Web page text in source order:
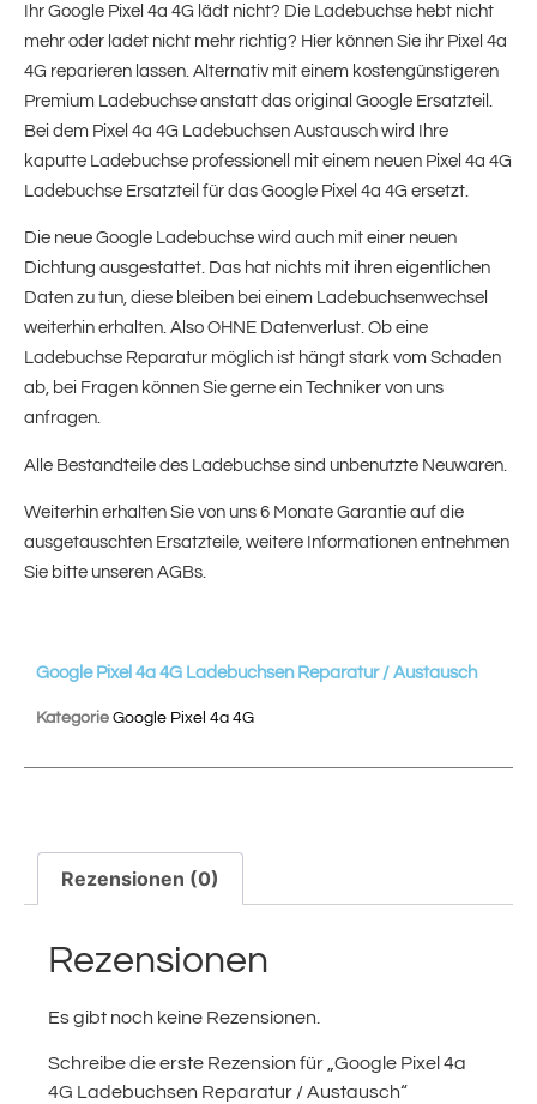
Ihr Google Pixel 4a 4G lädt nicht? Die Ladebuchse hebt nicht
mehr oder ladet nicht mehr richtig? Hier können Sie ihr Pixel 4a
4G reparieren lassen. Alternativ mit einem kostengünstigeren
Premium Ladebuchse anstatt das original Google Ersatzteil.
Bei dem Pixel 4a 4G Ladebuchsen Austausch wird Ihre
kaputte Ladebuchse professionell mit einem neuen Pixel 4a 4G
Ladebuchse Ersatzteil für das Google Pixel 4a 4G ersetzt.
Die neue Google Ladebuchse wird auch mit einer neuen
Dichtung ausgestattet. Das hat nichts mit ihren eigentlichen
Daten zu tun, diese bleiben bei einem Ladebuchsenwechsel
weiterhin erhalten. Also OHNE Datenverlust. Ob eine
Ladebuchse Reparatur möglich ist hängt stark vom Schaden
ab, bei Fragen können Sie gerne ein Techniker von uns
anfragen.
Alle Bestandteile des Ladebuchse sind unbenutzte Neuwaren.
Weiterhin erhalten Sie von uns 6 Monate Garantie auf die
ausgetauschten Ersatzteile, weitere Informationen entnehmen
Sie bitte unseren AGBs.
Google Pixel 4a 4G Ladebuchsen Reparatur / Austausch
Kategorie Google Pixel 4a 4G
Rezensionen (0)
Rezensionen
Es gibt noch keine Rezensionen.
Schreibe die erste Rezension für „Google Pixel 4a
4G Ladebuchsen Reparatur / Austausch“